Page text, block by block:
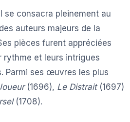
se consacra pleinement au
auteurs majeurs de la
pièces furent appréciées
rythme et leurs intrigues
Parmi ses œuvres les plus
(1696), Le Distrait(1697)
(1708).